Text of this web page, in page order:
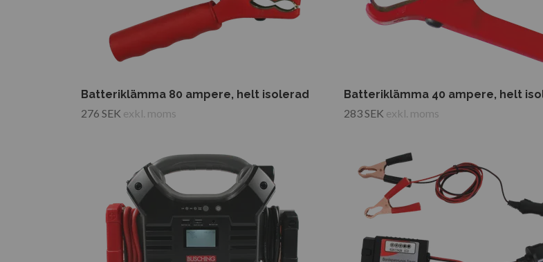
Batteriklämma 80 ampere, helt isolerad
276 SEK exkl. moms
Batteriklämma 40 ampere, helt
283 SEK exkl. moms